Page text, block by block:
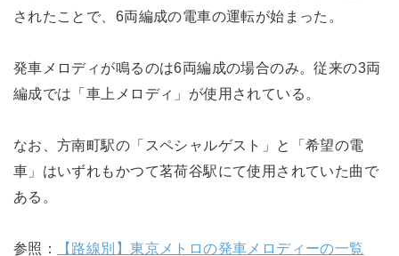
されたことで、6両編成の電車の運転が始まった。
発車メロディが鳴るのは6両編成の場合のみ。従来の3両
編成では「車上メロディ」が使用されている。
なお、方南町駅の「スペシャルゲスト」と「希望の電
車」はいずれもかつて茗荷谷駅にて使用されていた曲で
ある。
参照： 【路線別】東京メトロの発車メロディーの一覧